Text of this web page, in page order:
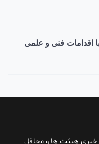
فنی و علمی
خبری هیئت ها و محافل